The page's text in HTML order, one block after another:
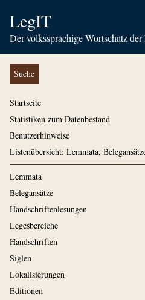
LegIT
Der volkssprachige Wortschatz
Suche
Startseite
Statistiken zum Datenbestand
Benutzerhinweise
Listenübersicht: Lemmata,
Lemmata
Belegansätze
Handschriftenlesungen
Legesbereiche
Handschriften
Siglen
Lokalisierungen
Editionen